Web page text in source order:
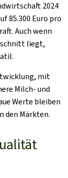
2024
85.300 Euro pro
Auch wenn
liegt,
mit
Milch- und
Werte bleiben
den Märkten.